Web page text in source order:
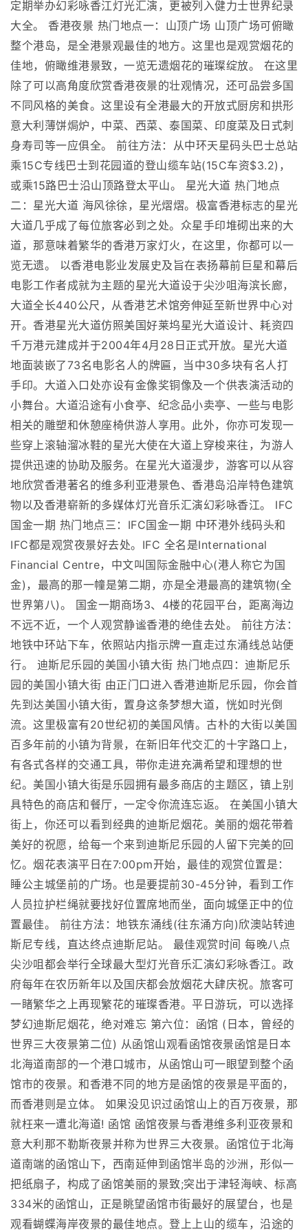
定期举办幻彩咏香江灯光汇演，更被列入健力士世界纪录
大全。 香港夜景 热门地点一：山顶广场 山顶广场可俯瞰
整个港岛，是全港景观最佳的地方。这里也是观赏烟花的
佳地，俯瞰维港景致，一览无遗烟花的璀璨绽放。 在这里
除了可以高角度欣赏香港夜景的壮观情况，还可品尝多国
不同风格的美食。这里设有全港最大的开放式厨房和拱形
意大利薄饼焗炉，中菜、西菜、泰国菜、印度菜及日式刺
身寿司等一应俱全。 前往方法：从中环天星码头巴士总站
乘15C专线巴士到花园道的登山缆车站(15C车资$3.2)，
或乘15路巴士沿山顶路登太平山。 星光大道 热门地点
二：星光大道 海风徐徐，星光熠熠。极富香港标志的星光
大道几乎成了每位旅客必到之处。众星手印堆砌出来的大
道，那意味着繁华的香港万家灯火，在这里，你都可以一
览无遗。 以香港电影业发展史及旨在表扬幕前巨星和幕后
电影工作者成就为主题的星光大道设于尖沙咀海滨长廊，
大道全长440公尺，从香港艺术馆旁伸延至新世界中心对
开。香港星光大道仿照美国好莱坞星光大道设计、耗资四
千万港元建成并于2004年4月28日正式开放。星光大道
地面装嵌了73名电影名人的牌匾，当中30多块有名人打
手印。大道入口处亦设有金像奖铜像及一个供表演活动的
小舞台。大道沿途有小食亭、纪念品小卖亭、一些与电影
相关的雕塑和休憩座椅供游人享用。此外，你亦可发现一
些穿上滚轴溜冰鞋的星光大使在大道上穿梭来往，为游人
提供迅速的协助及服务。在星光大道漫步，游客可以从容
地欣赏香港著名的维多利亚港景色、香港岛沿岸特色建筑
物以及香港崭新的多媒体灯光音乐汇演幻彩咏香江。 IFC
国金一期 热门地点三：IFC国金一期 中环港外线码头和
IFC都是观赏夜景好去处。IFC 全名是International
Financial Centre，中文叫国际金融中心(港人称它为国
金)，最高的那一幢是第二期，亦是全港最高的建筑物(全
世界第八)。 国金一期商场3、4楼的花园平台，距离海边
不远不近，一个人观赏静谧香港的绝佳去处。 前往方法：
地铁中环站下车，依照站内指示牌一直走过东涌线总站便
行。 迪斯尼乐园的美国小镇大街 热门地点四：迪斯尼乐
园的美国小镇大街 由正门口进入香港迪斯尼乐园，你会首
先到达美国小镇大街，置身这条梦想大道，恍如时光倒
流。这里极富有20世纪初的美国风情。古朴的大街以美国
百多年前的小镇为背景，在新旧年代交汇的十字路口上，
有各式各样的交通工具，带你走进充满希望和理想的世
纪。美国小镇大街是乐园拥有最多商店的主题区，镇上别
具特色的商店和餐厅，一定令你流连忘返。 在美国小镇大
街上，你还可以看到经典的迪斯尼烟花。美丽的烟花带着
美好的祝愿，给每一个来到迪斯尼乐园的人留下完美的回
忆。烟花表演平日在7:00pm开始，最佳的观赏位置是：
睡公主城堡前的广场。也是要提前30-45分钟，看到工作
人员拉护栏绳就要找好位置席地而坐，面向城堡正中的位
置最佳。 前往方法：地铁东涌线(往东涌方向)欣澳站转迪
斯尼专线，直达终点迪斯尼站。 最佳观赏时间 每晚八点
尖沙咀都会举行全球最大型灯光音乐汇演幻彩咏香江。政
府每年在农历新年以及国庆都会放烟花大肆庆祝。旅客可
一睹繁华之上再现繁花的璀璨香港。平日游玩，可以选择
梦幻迪斯尼烟花，绝对难忘 第六位：函馆 (日本，曾经的
世界三大夜景第二位) 从函馆山观看函馆夜景函馆是日本
北海道南部的一个港口城市，从函馆山可一眼望到整个函
馆市的夜景。和香港不同的地方是函馆的夜景是平面的，
而香港则是立体。 如果没见识过函馆山上的百万夜景，那
就枉来一遭北海道! 函馆 函馆夜景与香港维多利亚夜景和
意大利那不勒斯夜景并称为世界三大夜景。函馆位于北海
道南端的函馆山下，西南延伸到函馆半岛的沙洲，形似一
把纸扇子，构成了函馆美丽的景致;突出于津轻海峡、标高
334米的函馆山，正是眺望函馆市街最好的展望台，也是
观看蝴蝶海岸夜景的最佳地点。登上上山的缆车，沿途的